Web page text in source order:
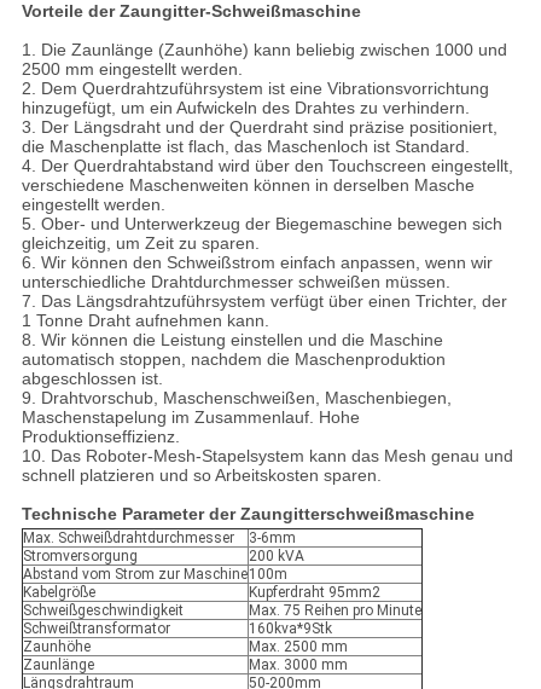
Vorteile der Zaungitter-Schweißmaschine
1. Die Zaunlänge (Zaunhöhe) kann beliebig zwischen 1000 und
2500 mm eingestellt werden.
2. Dem Querdrahtzuführsystem ist eine Vibrationsvorrichtung
hinzugefügt, um ein Aufwickeln des Drahtes zu verhindern.
3. Der Längsdraht und der Querdraht sind präzise positioniert,
die Maschenplatte ist flach, das Maschenloch ist Standard.
4. Der Querdrahtabstand wird über den Touchscreen eingestellt,
verschiedene Maschenweiten können in derselben Masche
eingestellt werden.
5. Ober- und Unterwerkzeug der Biegemaschine bewegen sich
gleichzeitig, um Zeit zu sparen.
6. Wir können den Schweißstrom einfach anpassen, wenn wir
unterschiedliche Drahtdurchmesser schweißen müssen.
7. Das Längsdrahtzuführsystem verfügt über einen Trichter, der
1 Tonne Draht aufnehmen kann.
8. Wir können die Leistung einstellen und die Maschine
automatisch stoppen, nachdem die Maschenproduktion
abgeschlossen ist.
9. Drahtvorschub, Maschenschweißen, Maschenbiegen,
Maschenstapelung im Zusammenlauf. Hohe
Produktionseffizienz.
10. Das Roboter-Mesh-Stapelsystem kann das Mesh genau und
schnell platzieren und so Arbeitskosten sparen.
Technische Parameter der Zaungitterschweißmaschine
Max. Schweißdrahtdurchmesser
3-6mm
Stromversorgung
200 kVA
Abstand vom Strom zur Maschine100m
Kabelgröße
Kupferdraht 95mm2
Schweißgeschwindigkeit
Max. 75 Reihen pro Minute
Schweißtransformator
160kva*9Stk
Zaunhöhe
Max. 2500 mm
Zaunlänge
Max. 3000 mm
Längsdrahtraum
50-200mm